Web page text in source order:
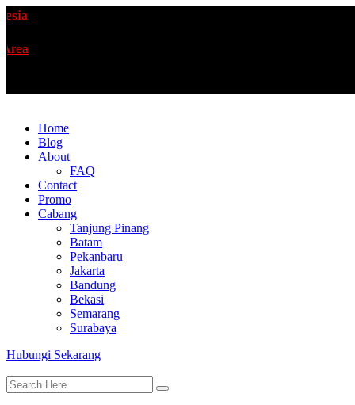
Home
Blog
About
FAQ
Contact
Promo
Cabang
Tanjung Pinang
Batam
Pekanbaru
Jakarta
Bandung
Bekasi
Semarang
Surabaya
Hubungi Sekarang